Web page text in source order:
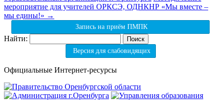
мероприятие для учителей ОРКСЭ, ОДНКНР «Мы вместе –
мы едины!» →
Запись на приём ПМПК
Найти:
Версия для слабовидящих
Официальные Интернет-ресурсы